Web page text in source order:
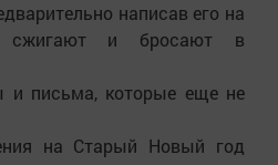
написав его на
сжигают и бросают в
и письма, которые еще не
на Старый Новый год